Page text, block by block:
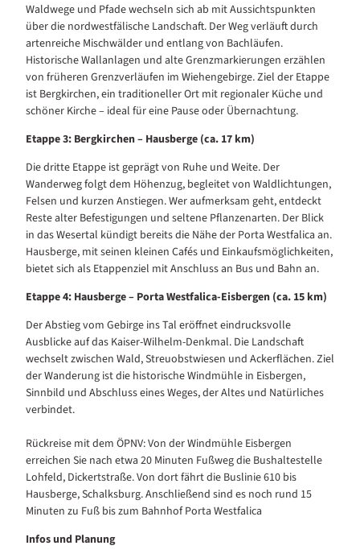
Waldwege und Pfade wechseln sich ab mit Aussichtspunkten
über die nordwestfälische Landschaft. Der Weg verläuft durch
artenreiche Mischwälder und entlang von Bachläufen.
Historische Wallanlagen und alte Grenzmarkierungen erzählen
von früheren Grenzverläufen im Wiehengebirge. Ziel der Etappe
ist Bergkirchen, ein traditioneller Ort mit regionaler Küche und
schöner Kirche – ideal für eine Pause oder Übernachtung.
Etappe 3: Bergkirchen – Hausberge (ca. 17 km)
Die dritte Etappe ist geprägt von Ruhe und Weite. Der
Wanderweg folgt dem Höhenzug, begleitet von Waldlichtungen,
Felsen und kurzen Anstiegen. Wer aufmerksam geht, entdeckt
Reste alter Befestigungen und seltene Pflanzenarten. Der Blick
in das Wesertal kündigt bereits die Nähe der Porta Westfalica an.
Hausberge, mit seinen kleinen Cafés und Einkaufsmöglichkeiten,
bietet sich als Etappenziel mit Anschluss an Bus und Bahn an.
Etappe 4: Hausberge – Porta Westfalica-Eisbergen (ca. 15 km)
Der Abstieg vom Gebirge ins Tal eröffnet eindrucksvolle
Ausblicke auf das Kaiser-Wilhelm-Denkmal. Die Landschaft
wechselt zwischen Wald, Streuobstwiesen und Ackerflächen. Ziel
der Wanderung ist die historische Windmühle in Eisbergen,
Sinnbild und Abschluss eines Weges, der Altes und Natürliches
verbindet.
Rückreise mit dem ÖPNV: Von der Windmühle Eisbergen
erreichen Sie nach etwa 20 Minuten Fußweg die Bushaltestelle
Lohfeld, Dickertstraße. Von dort fährt die Buslinie 610 bis
Hausberge, Schalksburg. Anschließend sind es noch rund 15
Minuten zu Fuß bis zum Bahnhof Porta Westfalica
Infos und Planung